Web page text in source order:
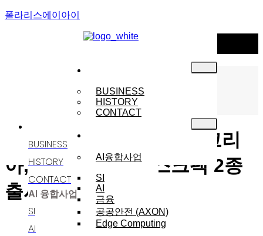
폴라리스에이아이
BUSINESS
HISTORY
CONTACT
AI융합사업
SI
AI
금융
공공안전 (AXON)
Edge Computing
BUSINESS
HISTORY
CONTACT
AI 융합사업
SI
AI
NEWS
리노스 자회사 에스유알코리
아, 패리스힐튼 마스크팩 2종
출시